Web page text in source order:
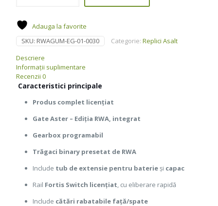
Arms
Development
SBR
RWA
Adauga la favorite
SKU: RWAGUM-EG-01-0030 Categorie: Replici Asalt
Descriere
Informații suplimentare
Recenzii 0
Caracteristici principale
Produs complet licențiat
Gate Aster – Ediția RWA, integrat
Gearbox programabil
Trăgaci binary presetat de RWA
Include tub de extensie pentru baterieși capac
Rail Fortis Switch licențiat, cu eliberare rapidă
Include cătări rabatabile față/spate